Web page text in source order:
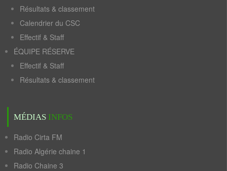
Résultats & classement
Calendrier du CSC
Effectif & Staff
ÉQUIPE RÉSERVE
Effectif & Staff
Résultats & classement
MÉDIAS INFOS
Radio Cirta FM
Radio Algérie chaine 1
Radio Chaine 3